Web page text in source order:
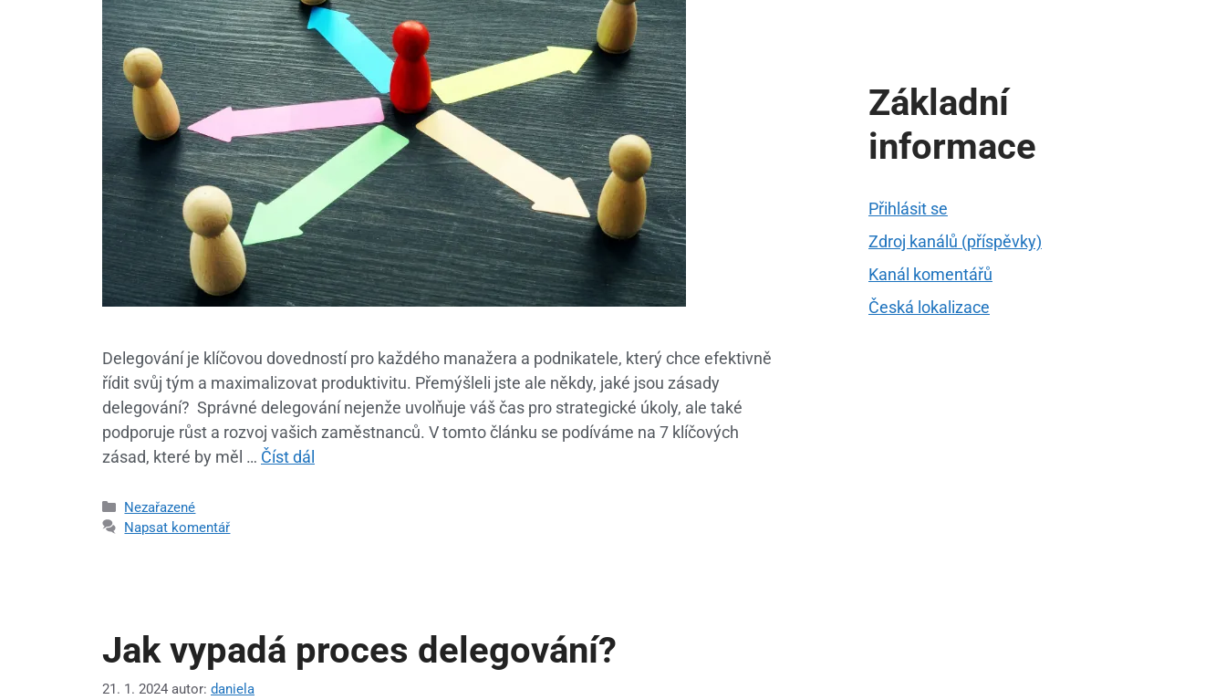
Delegování je klíčovou dovedností pro každého manažera a podnikatele, který chce efektivně
řídit svůj tým a maximalizovat produktivitu. Přemýšleli jste ale někdy, jaké jsou zásady
delegování? Správné delegování nejenže uvolňuje váš čas pro strategické úkoly, ale také
podporuje růst a rozvoj vašich zaměstnanců. V tomto článku se podíváme na 7 klíčových
zásad, které by měl … Číst dál
Nezařazené
Napsat komentář
Jak vypadá proces delegování?
21. 1. 2024 autor: daniela
Základní
informace
Přihlásit se
Zdroj kanálů (příspěvky)
Kanál komentářů
Česká lokalizace